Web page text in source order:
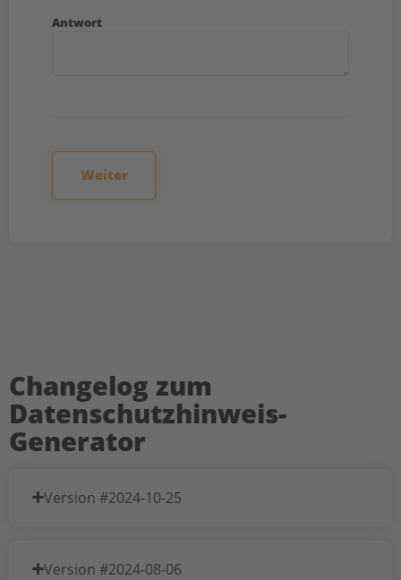
Antwort
Weiter
Changelog zum
Datenschutzhinweis-
Generator
Version #2024-10-25
Version #2024-08-06